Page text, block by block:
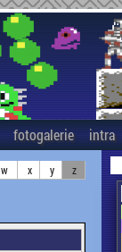
fotogalerie intra
w x y z